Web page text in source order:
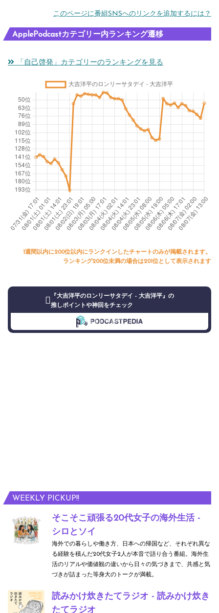
WEEKLY PICKUP!!
そこそこ頑張る20代女子の海外生活 -
シロとソイ
海外での暮らしや働き方、日本への帰国など、それぞれ異な
る経験を積んだ20代女子2人が本音で語り合う番組。海外生
活のリアルや価値観の違いから日々の気づきまで、共感と気
づきが詰まった等身大のトークが満載。
読みかけ炊きたてラジオ - 読みかけ炊き
たてラジオ
このページに番組SNSへのリンクを追加するには？
ApplePodcastカテゴリー内ランキング遷移
「自己啓発」カテゴリーのランキングを見る
1週間以内に200位以内にランクインしたチャートのみが掲載されます。
ランキング200位未満の場合は201位として表示されます
『大吉洋平のロンリーサタデイ - 大吉洋平』の
推しポイントや神回をチェック